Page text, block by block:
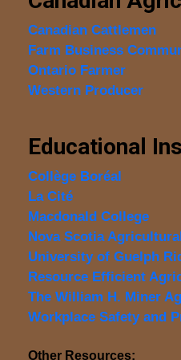
Canadian Cattlemen
Farm Business
Ontario Farmer
Western Producer
Educational
Collège Boréal
La Cité
Macdonald College
Nova Scotia
University of Guelph
Resource Efficient
The William H. Miner
Workplace Safety and
Other Resources: